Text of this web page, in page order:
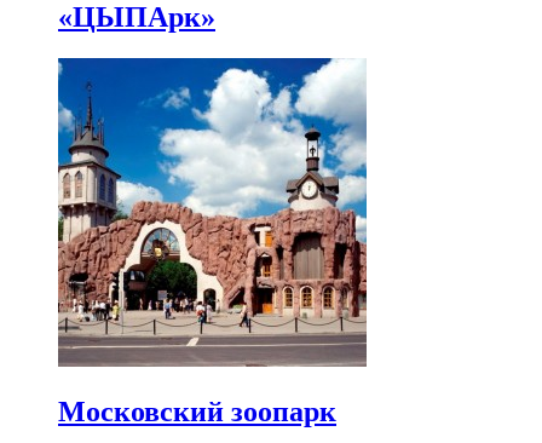
«ЦЫПАрк»
Московский зоопарк